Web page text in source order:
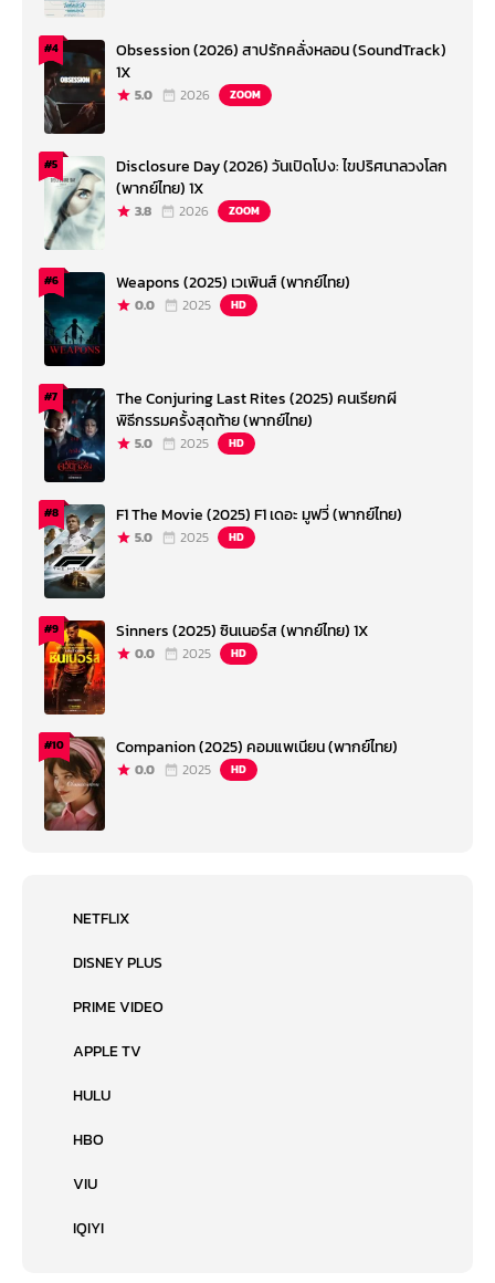
#4
Obsession (2026) สาปรักคลั่งหลอน (SoundTrack)
1X
5.0 2026 ZOOM
#5
Disclosure Day (2026) วันเปิดโปง: ไขปริศนาลวงโลก
(พากย์ไทย) 1X
3.8 2026 ZOOM
#6 Weapons (2025) เวเพินส์ (พากย์ไทย)
0.0 2025 HD
#7
The Conjuring Last Rites (2025) คนเรียกผี
พิธีกรรมครั้งสุดท้าย (พากย์ไทย)
5.0 2025 HD
#8 F1 The Movie (2025) F1 เดอะ มูฟวี่ (พากย์ไทย)
5.0 2025 HD
#9 Sinners (2025) ซินเนอร์ส (พากย์ไทย) 1X
0.0 2025 HD
#10 Companion (2025) คอมแพเนียน (พากย์ไทย)
0.0 2025 HD
NETFLIX
DISNEY PLUS
PRIME VIDEO
APPLE TV
HULU
HBO
VIU
IQIYI